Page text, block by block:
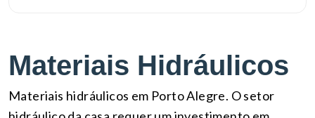
Materiais Hidráulicos
Materiais hidráulicos em Porto Alegre. O setor